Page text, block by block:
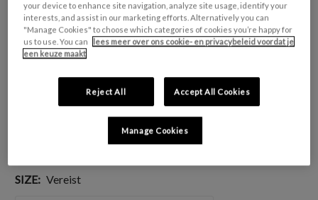
GESCHIKT VOOR: Meubels en plinten
KLEURGROEP: Beige
KLEURCOLLECTIE: Neutrale tinten
SIZE: Vereist
your device to enhance site navigation, analyze site usage, identify your
interests, and assist in our marketing efforts. Alternatively you can
"Manage Cookies" to choose which categories of cookies you’re happy for
us to use. You can
lees meer over ons cookie- en privacybeleid voordat je
een keuze maakt
Reject All Accept All Cookies
Manage Cookies